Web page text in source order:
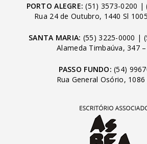
PORTO ALEGRE: (51) 3573-0200 |
Rua 24 de Outubro, 1440 Sl
SANTA MARIA: (55) 3225-0000 |
Alameda Timbaúva, 347
PASSO FUNDO: (54)
Rua General Osório, 1086